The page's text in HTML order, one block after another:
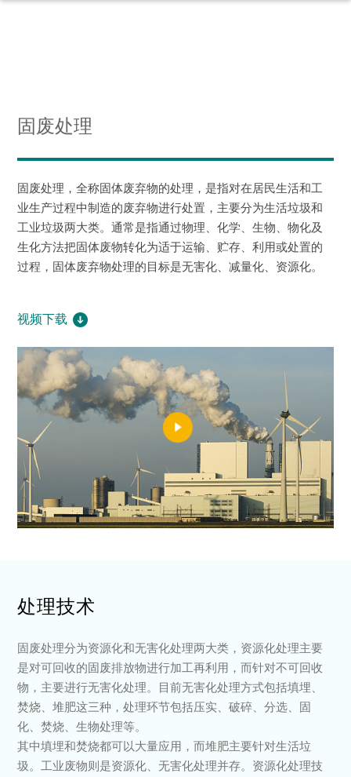
固废处理
固废处理，全称固体废弃物的处理，是指对在居民生活和工
业生产过程中制造的废弃物进行处置，主要分为生活垃圾和
工业垃圾两大类。通常是指通过物理、化学、生物、物化及
生化方法把固体废物转化为适于运输、贮存、利用或处置的
过程，固体废弃物处理的目标是无害化、减量化、资源化。
视频下载
处理技术
固废处理分为资源化和无害化处理两大类，资源化处理主要
是对可回收的固废排放物进行加工再利用，而针对不可回收
物，主要进行无害化处理。目前无害化处理方式包括填埋、
焚烧、堆肥这三种，处理环节包括压实、破碎、分选、固
化、焚烧、生物处理等。
其中填埋和焚烧都可以大量应用，而堆肥主要针对生活垃
圾。工业废物则是资源化、无害化处理并存。资源化处理技